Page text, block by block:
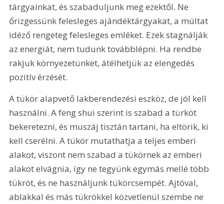
tárgyainkat, és szabaduljunk meg ezektől. Ne
őrizgessünk felesleges ajándéktárgyakat, a múltat
idéző rengeteg felesleges emléket. Ezek stagnálják
az energiát, nem tudunk továbblépni. Ha rendbe
rakjuk környezetünket, átélhetjük az elengedés
pozitív érzését.
A tükör alapvető lakberendezési eszköz, de jól kell
használni. A feng shui szerint is szabad a türköt
bekeretezni, és muszáj tisztán tartani, ha eltörik, ki
kell cserélni. A tükör mutathatja a teljes emberi
alakot, viszont nem szabad a tükörnek az emberi
alakot elvágnia, így ne tegyünk egymás mellé több
tükröt, és ne használjunk tükörcsempét. Ajtóval,
ablakkal és más tükrökkel közvetlenül szembe ne